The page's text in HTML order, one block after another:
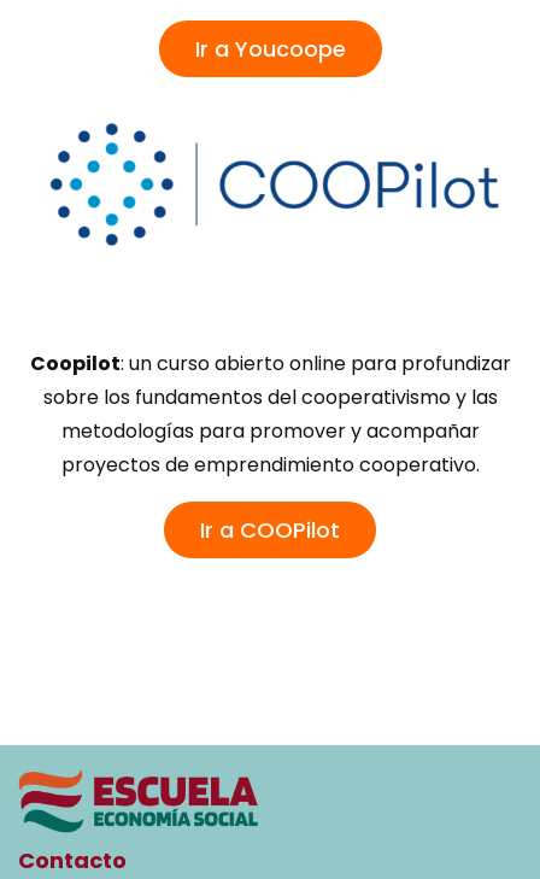
Ir a Youcoope
Coopilot: un curso abierto online para profundizar
sobre los fundamentos del cooperativismo y las
metodologías para promover y acompañar
proyectos de emprendimiento cooperativo.
Ir a COOPilot
Contacto